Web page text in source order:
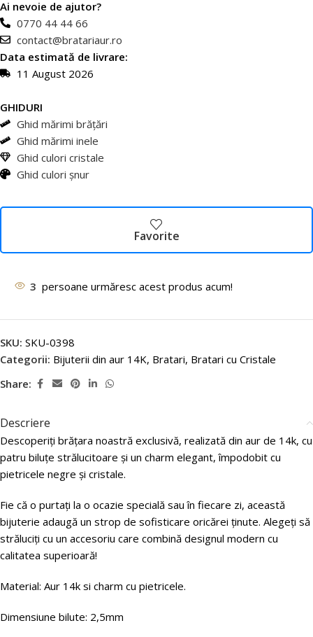
Ai nevoie de ajutor?
0770 44 44 66
contact@bratariaur.ro
Data estimată de livrare:
11 August 2026
GHIDURI
Ghid mărimi brățări
Ghid mărimi inele
Ghid culori cristale
Ghid culori șnur
Favorite
3 persoane urmăresc acest produs acum!
SKU: SKU-0398
Categorii: Bijuterii din aur 14K, Bratari, Bratari cu Cristale
Share:
Descriere
Descoperiți brățara noastră exclusivă, realizată din aur de 14k, cu
patru biluțe strălucitoare și un charm elegant, împodobit cu
pietricele negre și cristale.
Fie că o purtați la o ocazie specială sau în fiecare zi, această
bijuterie adaugă un strop de sofisticare oricărei ținute. Alegeți să
străluciți cu un accesoriu care combină designul modern cu
calitatea superioară!
Material: Aur 14k si charm cu pietricele.
Dimensiune bilute: 2,5mm